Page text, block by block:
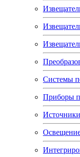
Системы
Приборы